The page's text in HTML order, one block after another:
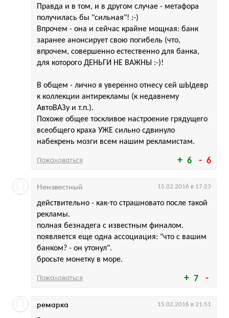
6 6
Правда и в том, и в другом случае - метафора
получилась бы "сильная"! :-)
Впрочем - она и сейчас крайне мощная: банк
заранее анонсирует свою погибель (что,
впрочем, совершенно естественно для банка,
для которого ДЕНЬГИ НЕ ВАЖНЫ :-)!
В общем - лично я уверенно отнесу сей шЫдевр
к коллекции антирекламы (к недавнему
АвтоВАЗу и т.п.).
Похоже общее тоскливое настроение грядущего
всеобщего краха УЖЕ сильно сдвинуло
набекрень мозги всем нашим рекламистам.
Пожаловаться
7
действительно - как-то страшновато после такой
рекламы.
полная безнадега с известным финалом.
появляется еще одна ассоциация: "что с вашим
банком? - он утонул".
бросьте монетку в море.
Неизвестный 15.02.2016 в 17:23
Пожаловаться
ремарка 15.02.2016 в 21:51